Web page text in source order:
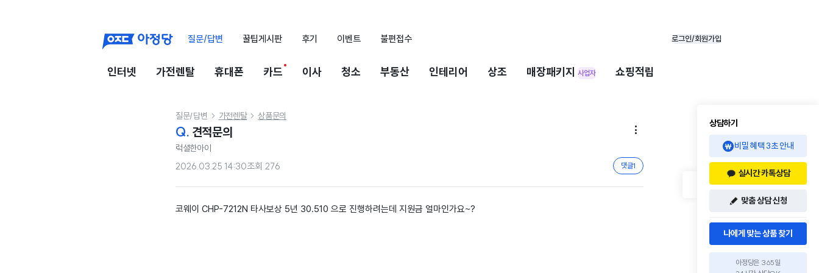
질문/답변 꿀팁게시판 후기 이벤트 불편접수 로그인/회원가입
인터넷 가전렌탈 휴대폰 카드 이사 청소 부동산 인테리어 상조 매장패키지 사업자 쇼핑적립
질문/답변  가전렌탈  상품문의
Q. 견적문의 
럭셜한아이
2026.03.25 14:30조회 276 댓글1
코웨이 CHP-7212N 타사보상 5년 30.510 으로 진행하려는데 지원금 얼마인가요~?
상담하기
비밀 혜택 3초 안내
실시간 카톡상담
맞춤 상담 신청
나에게 맞는 상품 찾기
아정당은 365일